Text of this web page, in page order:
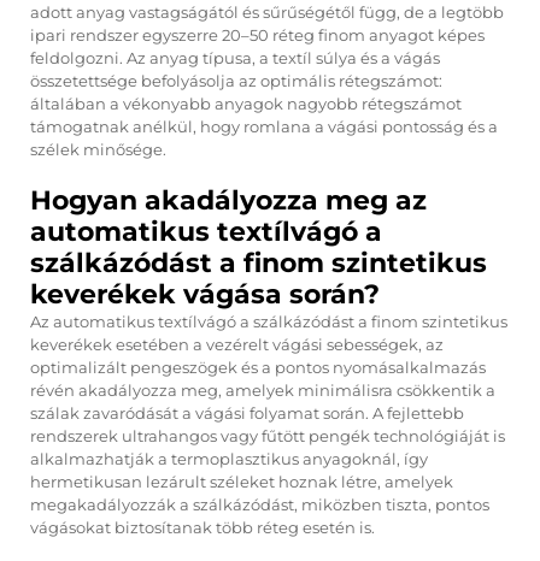
adott anyag vastagságától és sűrűségétől függ, de a legtöbb
ipari rendszer egyszerre 20–50 réteg finom anyagot képes
feldolgozni. Az anyag típusa, a textíl súlya és a vágás
összetettsége befolyásolja az optimális rétegszámot:
általában a vékonyabb anyagok nagyobb rétegszámot
támogatnak anélkül, hogy romlana a vágási pontosság és a
szélek minősége.
Hogyan akadályozza meg az
automatikus textílvágó a
szálkázódást a finom szintetikus
keverékek vágása során?
Az automatikus textílvágó a szálkázódást a finom szintetikus
keverékek esetében a vezérelt vágási sebességek, az
optimalizált pengeszögek és a pontos nyomásalkalmazás
révén akadályozza meg, amelyek minimálisra csökkentik a
szálak zavaródását a vágási folyamat során. A fejlettebb
rendszerek ultrahangos vagy fűtött pengék technológiáját is
alkalmazhatják a termoplasztikus anyagoknál, így
hermetikusan lezárult széleket hoznak létre, amelyek
megakadályozzák a szálkázódást, miközben tiszta, pontos
vágásokat biztosítanak több réteg esetén is.